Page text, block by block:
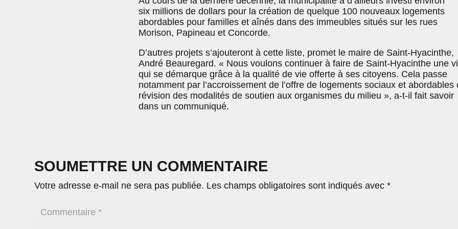
six millions de dollars pour la création de quelque 100 nouveaux logements
abordables pour familles et aînés dans des immeubles situés sur les rues
Morison, Papineau et Concorde.
D’autres projets s’ajouteront à cette liste, promet le maire de Saint-Hyacinthe,
André Beauregard. « Nous voulons continuer à faire de Saint-Hyacinthe une
qui se démarque grâce à la qualité de vie offerte à ses citoyens. Cela passe
notamment par l’accroissement de l’offre de logements sociaux et abordables
révision des modalités de soutien aux organismes du milieu », a-t-il fait savoir
dans un communiqué.
SOUMETTRE UN COMMENTAIRE
Votre adresse e-mail ne sera pas publiée. Les champs obligatoires sont indiqués avec*